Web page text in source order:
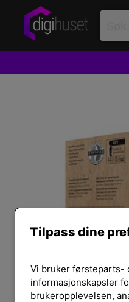
Tilpass dine
Vi bruker førsteparts-
informasjonskapsler
brukeropplevelsen,